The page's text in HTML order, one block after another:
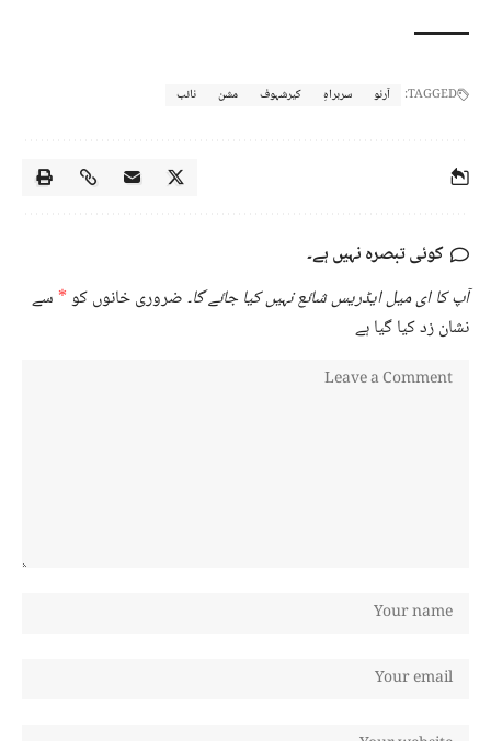
TAGGED: آرنو سربراہِ کیرشہوف مشن نائب
کوئی تبصرہ نہیں ہے۔
آپ کا ای میل ایڈریس شائع نہیں کیا جائے گا۔ضروری خانوں کو* سے
نشان زد کیا گیا ہے